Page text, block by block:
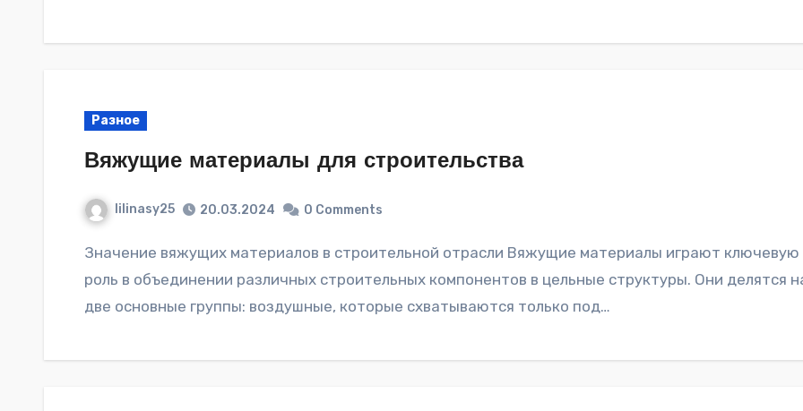
Разное
Вяжущие материалы для строительства
lilinasy25 20.03.2024 0 Comments
Значение вяжущих материалов в строительной отрасли Вяжущие материалы играют ключевую
роль в объединении различных строительных компонентов в цельные структуры. Они делятся
две основные группы: воздушные, которые схватываются только под…